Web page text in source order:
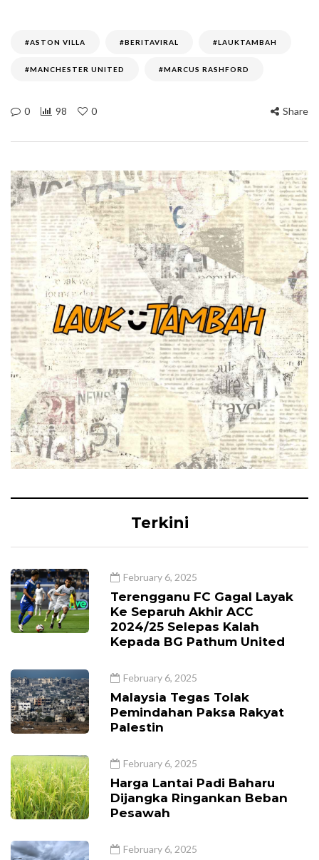
#ASTON VILLA #BERITAVIRAL #LAUKTAMBAH
#MANCHESTER UNITED #MARCUS RASHFORD
0 98 0 Share
Terkini
February 6, 2025
Terengganu FC Gagal Layak
Ke Separuh Akhir ACC
2024/25 Selepas Kalah
Kepada BG Pathum United
February 6, 2025
Malaysia Tegas Tolak
Pemindahan Paksa Rakyat
Palestin
February 6, 2025
Harga Lantai Padi Baharu
Dijangka Ringankan Beban
Pesawah
February 6, 2025